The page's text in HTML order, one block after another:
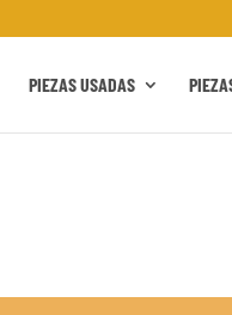
PIEZAS USADAS